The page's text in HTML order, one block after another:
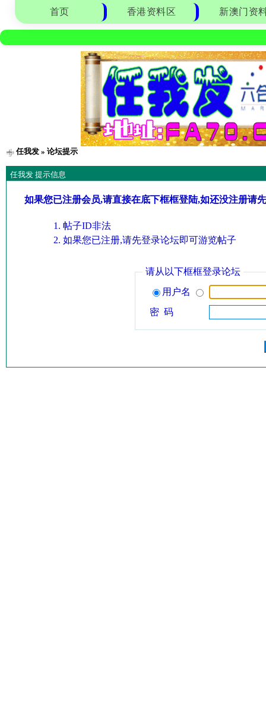
首页 香港资料区 新澳门资
任我发» 论坛提示
任我发 提示信息
如果您已注册会员,请直接在底下框框登陆,如还没注册请
帖子ID非法
如果您已注册,请先登录论坛即可游览帖子
请从以下框框登录论坛
用户名
密 码